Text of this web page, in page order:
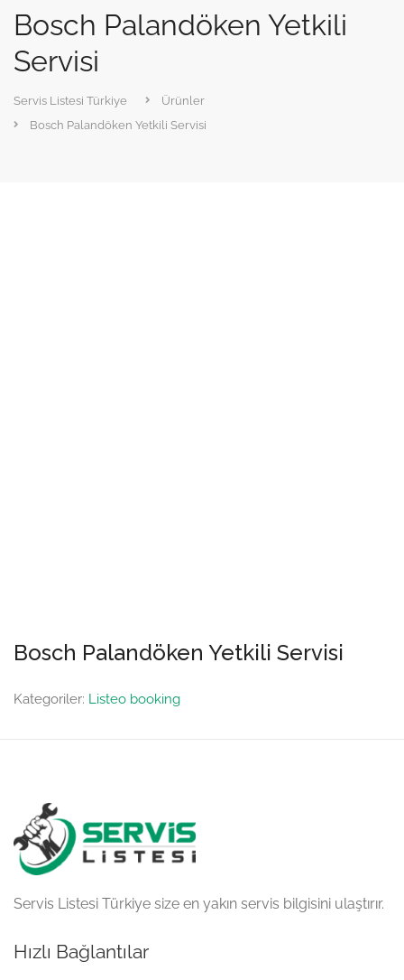
Bosch Palandöken Yetkili
Servisi
Servis Listesi Türkiye
Ürünler
Bosch Palandöken Yetkili Servisi
Bosch Palandöken Yetkili Servisi
Kategoriler: Listeo booking
Servis Listesi Türkiye size en yakın servis bilgisini ulaştırır.
Hızlı Bağlantılar